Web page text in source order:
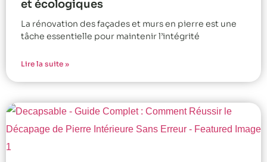
et écologiques
La rénovation des façades et murs en pierre est une
tâche essentielle pour maintenir l’intégrité
Lire la suite »